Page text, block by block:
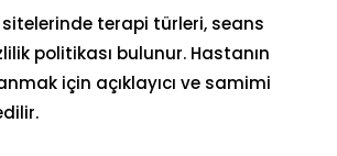
sitelerinde terapi türleri, seans
politikası bulunur. Hastanın
için açıklayıcı ve samimi